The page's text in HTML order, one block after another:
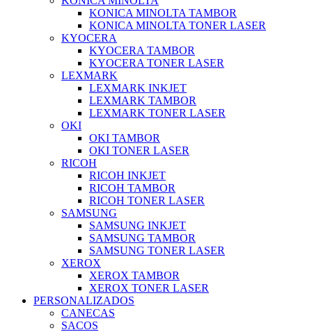
KONICA MINOLTA TAMBOR
KONICA MINOLTA TONER LASER
KYOCERA
KYOCERA TAMBOR
KYOCERA TONER LASER
LEXMARK
LEXMARK INKJET
LEXMARK TAMBOR
LEXMARK TONER LASER
OKI
OKI TAMBOR
OKI TONER LASER
RICOH
RICOH INKJET
RICOH TAMBOR
RICOH TONER LASER
SAMSUNG
SAMSUNG INKJET
SAMSUNG TAMBOR
SAMSUNG TONER LASER
XEROX
XEROX TAMBOR
XEROX TONER LASER
PERSONALIZADOS
CANECAS
SACOS